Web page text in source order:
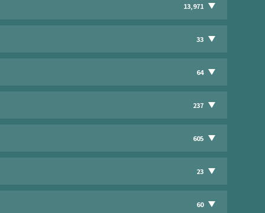
13,971
33
64
237
605
23
60